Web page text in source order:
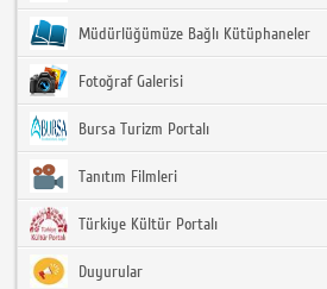
Müdürlüğümüze Bağlı Kütüphaneler
Fotoğraf Galerisi
Bursa Turizm Portalı
Tanıtım Filmleri
Türkiye Kültür Portalı
Duyurular